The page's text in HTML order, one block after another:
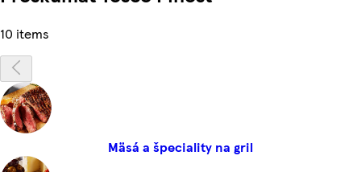
10 items
Mäsá a špeciality na gril